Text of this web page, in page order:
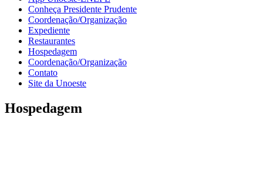
Conheça Presidente Prudente
Coordenação/Organização
Expediente
Restaurantes
Hospedagem
Coordenação/Organização
Contato
Site da Unoeste
Hospedagem